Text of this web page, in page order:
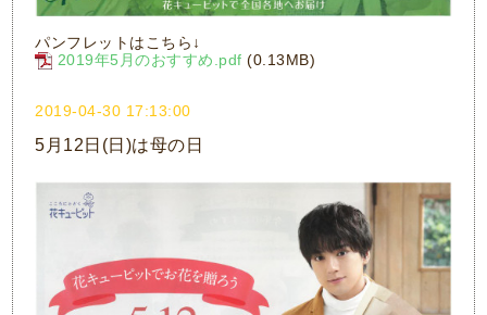
パンフレットはこちら↓
2019年5月のおすすめ.pdf (0.13MB)
2019-04-30 17:13:00
5月12日(日)は母の日